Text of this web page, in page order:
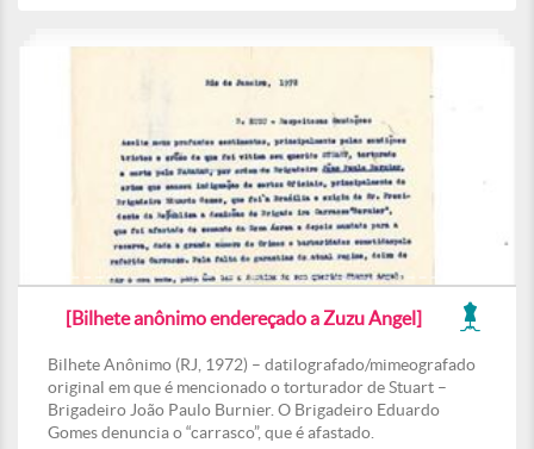
[Bilhete anônimo endereçado a Zuzu Angel]
Bilhete Anônimo (RJ, 1972) – datilografado/mimeografado
original em que é mencionado o torturador de Stuart –
Brigadeiro João Paulo Burnier. O Brigadeiro Eduardo
Gomes denuncia o “carrasco”, que é afastado.